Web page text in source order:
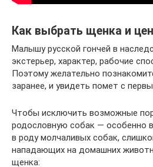
Как выбрать щенка и
Малышу русской гончей в
экстерьер, характер, рабочие
Поэтому желательно
заранее, и увидеть помет с
Чтобы исключить возможные
родословную собак — особенно
в роду молчаливых собак,
нападающих на домашних
щенка: